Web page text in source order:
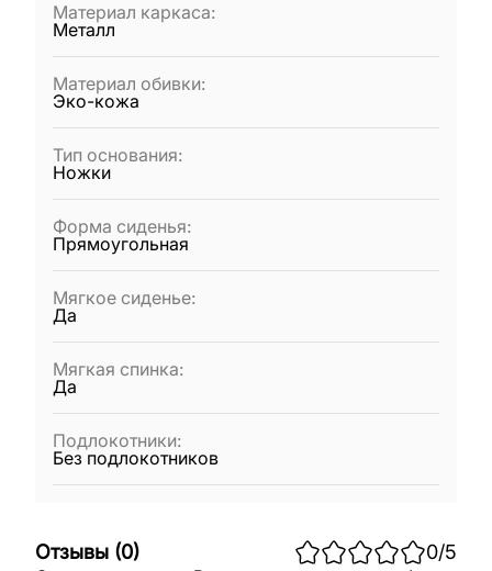
Материал каркаса:
Металл
Материал обивки:
Эко-кожа
Тип основания:
Ножки
Форма сиденья:
Прямоугольная
Мягкое сиденье:
Да
Мягкая спинка:
Да
Подлокотники:
Без подлокотников
Отзывы (0) 0/5